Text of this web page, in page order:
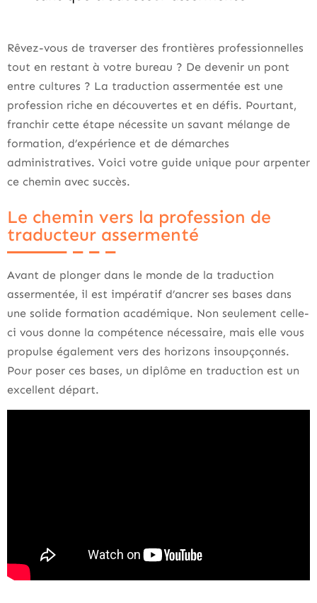
Rêvez-vous de traverser des frontières professionnelles
tout en restant à votre bureau ? De devenir un pont
entre cultures ? La traduction assermentée est une
profession riche en découvertes et en défis. Pourtant,
franchir cette étape nécessite un savant mélange de
formation, d’expérience et de démarches
administratives. Voici votre guide unique pour arpenter
ce chemin avec succès.
Le chemin vers la profession de
traducteur assermenté
Avant de plonger dans le monde de la traduction
assermentée, il est impératif d’ancrer ses bases dans
une solide formation académique. Non seulement celle-
ci vous donne la compétence nécessaire, mais elle vous
propulse également vers des horizons insoupçonnés.
Pour poser ces bases, un diplôme en traduction est un
excellent départ.